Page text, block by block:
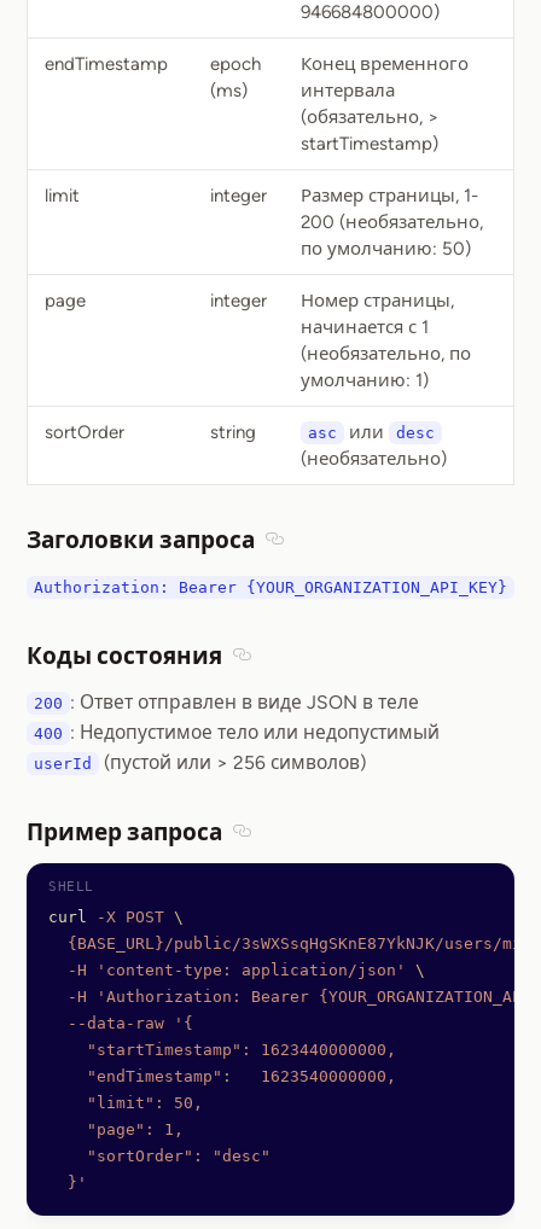
946684800000)
endTimestamp
epoch
(ms)
Конец временного
интервала
(обязательно, >
startTimestamp)
limit integer
Размер страницы, 1-
200 (необязательно,
по умолчанию: 50)
page integer
Номер страницы,
начинается с 1
(необязательно, по
умолчанию: 1)
sortOrder string asc или desc
(необязательно)
Заголовки запроса
Authorization: Bearer {YOUR_ORGANIZATION_API_KEY}
Коды состояния
200 : Ответ отправлен в виде JSON в теле
400 : Недопустимое тело или недопустимый
userId (пустой или > 256 символов)
Пример запроса
curl -X POST \
{BASE_URL}/public/3sWXSsqHgSKnE87YkNJK/users/
  -H
'content-type: application/json'
\
  -H
'Authorization: Bearer
  --data-raw
'{
    "startTimestamp": 1623440000000,
    "endTimestamp":   1623540000000,
    "limit": 50,
    "page": 1,
    "sortOrder": "desc"
  }'